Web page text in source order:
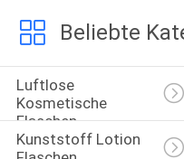
Beliebte
Luftlose
Kosmetische
Flaschen
Kunststoff Lotion